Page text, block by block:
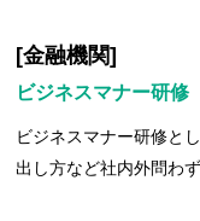
[金融機関]
ビジネスマナー研修
ビジネスマナー研修と
出し方など社内外問わ